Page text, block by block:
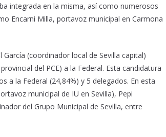
integrada en la misma, así como numerosos
Encarni Milla, portavoz municipal en Carmona
(coordinador local de Sevilla capital)
del PCE) a la Federal. Esta candidatura
a la Federal (24,84%) y 5 delegados. En esta
municipal de IU en Sevilla), Pepi
del Grupo Municipal de Sevilla, entre